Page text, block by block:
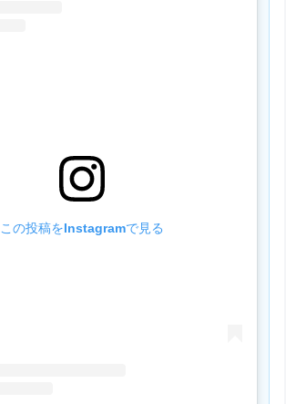
この投稿をInstagramで見る